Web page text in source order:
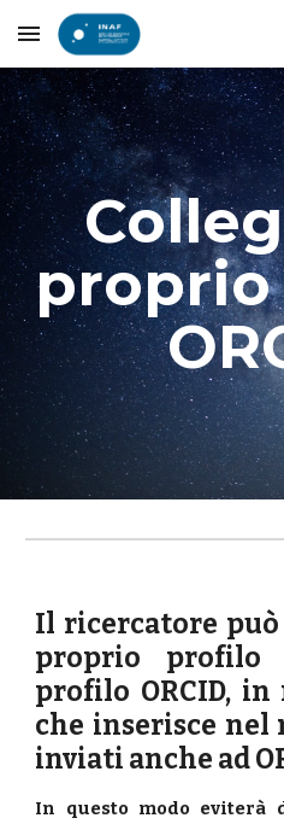
Skip to main content
Il ricercatore
proprio profilo
profilo ORCID,
che inserisce nel
inviati anche ad
In questo modo eviterà